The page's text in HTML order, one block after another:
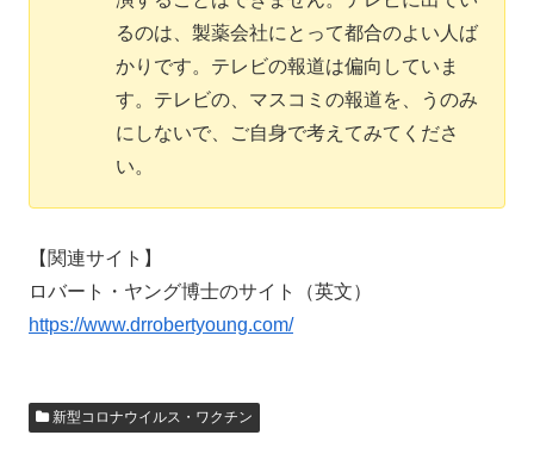
るのは、製薬会社にとって都合のよい人ば
かりです。テレビの報道は偏向していま
す。テレビの、マスコミの報道を、うのみ
にしないで、ご自身で考えてみてくださ
い。
【関連サイト】
ロバート・ヤング博士のサイト（英文）
https://www.drrobertyoung.com/
新型コロナウイルス・ワクチン